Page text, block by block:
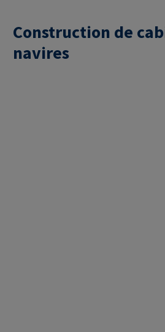
Construction de
navires